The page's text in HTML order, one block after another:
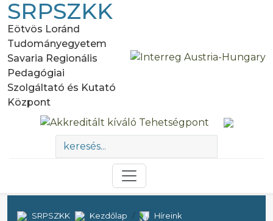
SRPSZKK
Eötvös Loránd
Tudományegyetem
Savaria Regionális
Pedagógiai
Szolgáltató és Kutató
Központ
SRPSZKK Kezdőlap
Híreink